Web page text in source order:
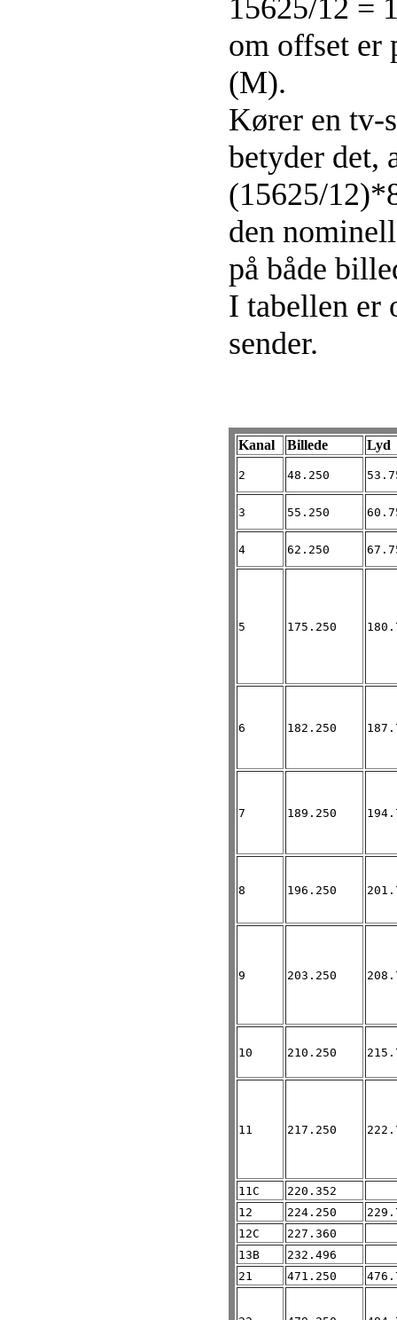
15625/12 =
om offset er
(M).
Kører en tv-
betyder det,
(15625/
den
på både
I tabellen er
sender.
Kanal Billede Lyd
2 48.250
3 55.250
4 62.250
5 175.250
6 182.250
7 189.250
8 196.250
9 203.250
10 210.250
11 217.250
11C
220.352
12
224.250
12C
227.360
13B
232.496
21
471.250